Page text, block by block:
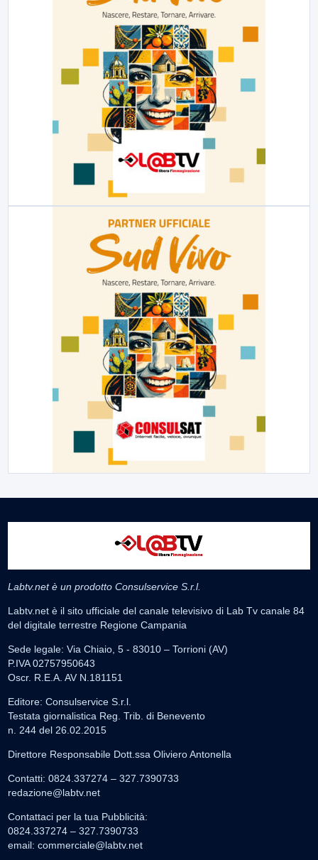
Labtv.net è un prodotto Consulservice S.r.l.
Labtv.net è il sito ufficiale del canale televisivo di Lab Tv canale 84
del digitale terrestre Regione Campania
Sede legale: Via Chiaio, 5 - 83010 – Torrioni (AV)
P.IVA 02757950643
Oscr. R.E.A. AV N.181151
Editore: Consulservice S.r.l.
Testata giornalistica Reg. Trib. di Benevento
n. 244 del 26.02.2015
Direttore Responsabile Dott.ssa Oliviero Antonella
Contatti: 0824.337274 – 327.7390733
redazione@labtv.net
Contattaci per la tua Pubblicità:
0824.337274 – 327.7390733
email: commerciale@labtv.net